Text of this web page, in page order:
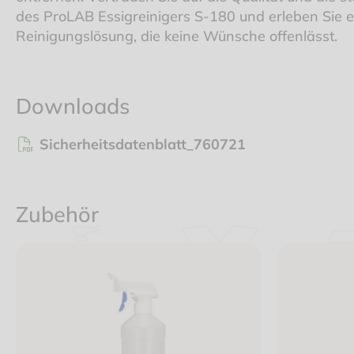
des ProLAB Essigreinigers S-180 und erleben Sie
Reinigungslösung, die keine Wünsche offenlässt.
Downloads
Sicherheitsdatenblatt_760721
Zubehör